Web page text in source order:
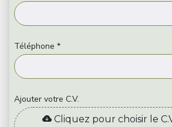
Téléphone *
Ajouter votre C.V.
Cliquez pour choisir le